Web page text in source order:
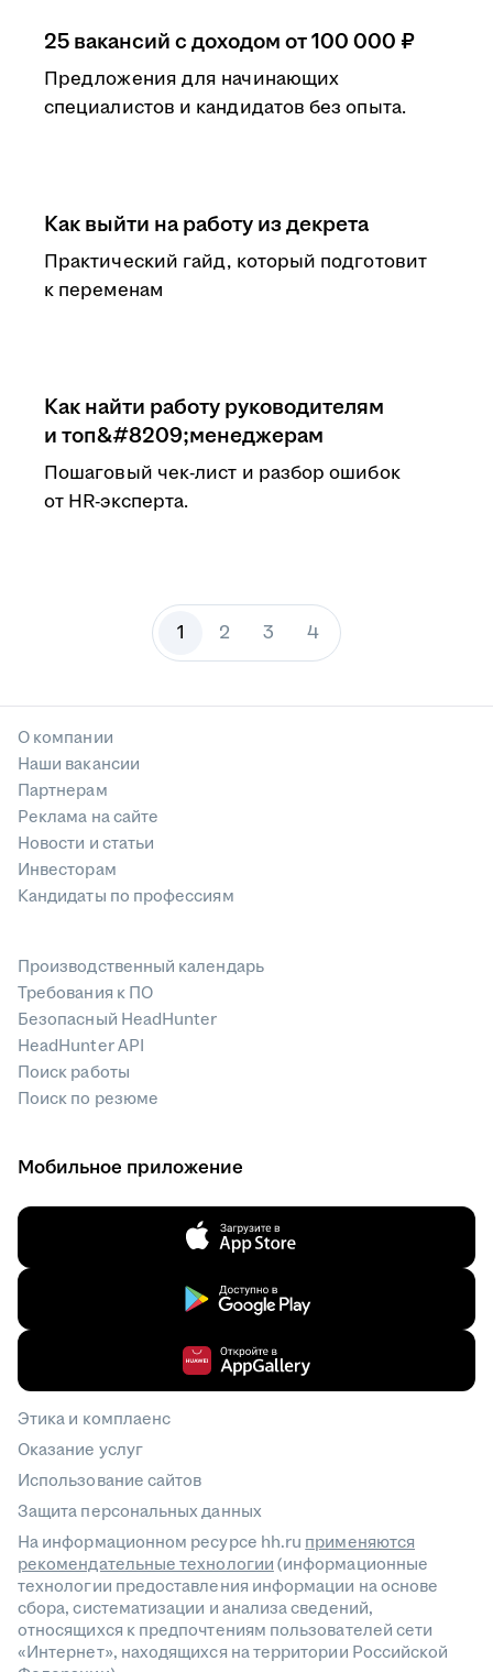
25 вакансий с доходом от 100 000 ₽
Предложения для начинающих
специалистов и кандидатов без опыта.
Как выйти на работу из декрета
Практический гайд, который подготовит
к переменам
Как найти работу руководителям
и топ&#8209;менеджерам
Пошаговый чек-лист и разбор ошибок
от HR-эксперта.
1 2 3 4
О компании
Наши вакансии
Партнерам
Реклама на сайте
Новости и статьи
Инвесторам
Кандидаты по профессиям
Производственный календарь
Требования к ПО
Безопасный HeadHunter
HeadHunter API
Поиск работы
Поиск по резюме
Мобильное приложение
Этика и комплаенс
Оказание услуг
Использование сайтов
Защита персональных данных
На информационном ресурсе hh.ru применяются
рекомендательные технологии(информационные
технологии предоставления информации на основе
сбора, систематизации и анализа сведений,
относящихся к предпочтениям пользователей сети
«Интернет», находящихся на территории Российской